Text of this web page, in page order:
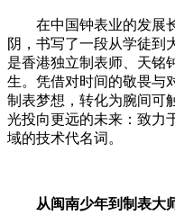
在中国钟表业的发展
阴，书写了一段从学徒到
是香港独立制表师、天铭
生。凭借对时间的敬畏与
制表梦想，转化为腕间可
光投向更远的未来：致力
域的技术代名词。
从闽南少年到制表大